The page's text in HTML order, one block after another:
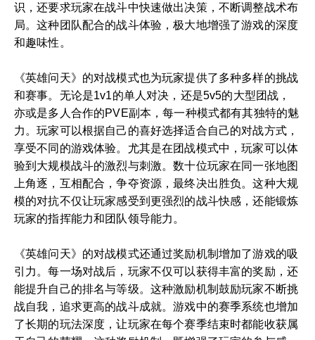
识，还要求玩家在战斗中快速做出决策，不断调整战术布
局。这种团队配合的战斗体验，极大地增强了游戏的深度
和趣味性。
《英雄问天》的对战模式也为玩家提供了多种多样的挑战
和赛事。无论是1v1的单人对决，还是5v5的大型团战，
亦或是多人合作的PVE副本，每一种模式都有其独特的魅
力。玩家可以根据自己的喜好选择适合自己的对战方式，
享受不同的游戏体验。尤其是在团战模式中，玩家可以体
验到大规模战斗的激烈与刺激。数十位玩家在同一张地图
上角逐，互相配合，争夺资源，最终决出胜负。这种大规
模的对抗不仅让玩家感受到更强烈的战斗快感，还能锻炼
玩家的指挥能力和团队领导能力。
《英雄问天》的对战模式还通过奖励机制增加了游戏的吸
引力。每一场对战后，玩家不仅可以获得丰富的奖励，还
能提升自己的排名与等级。这种激励机制鼓励玩家不断挑
战自我，追求更高的战斗成就。游戏中的赛季系统也增加
了长期的玩法深度，让玩家在每个赛季结束时都能收获属